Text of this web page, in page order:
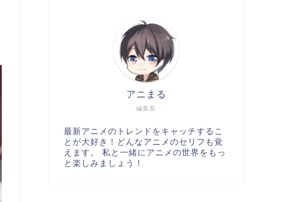
編集長
アニまる
最新アニメのトレンドをキャッチするこ
とが大好き！どんなアニメのセリフも覚
えます。 私と一緒にアニメの世界をもっ
と楽しみましょう！